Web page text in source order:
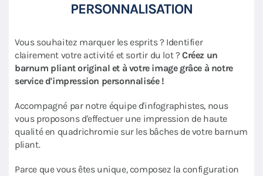
PERSONNALISATION
Vous souhaitez marquer les esprits ? Identifier
clairement votre activité et sortir du lot ?Créez un
barnum pliant original et à votre image grâce à notre
service d'impression personnalisée !
Accompagné par notre équipe d'infographistes, nous
vous proposons d'effectuer une impression de haute
qualité en quadrichromie sur les bâches de votre barnum
pliant.
Parce que vous êtes unique, composez la configuration